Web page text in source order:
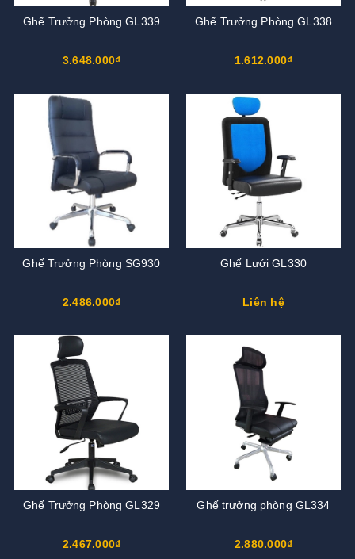
Ghế Trưởng Phòng GL339
3.648.000₫
Ghế Trưởng Phòng GL338
1.612.000₫
Ghế Trưởng Phòng SG930
2.486.000₫
Ghế Lưới GL330
Liên hệ
Ghế Trưởng Phòng GL329
2.467.000₫
Ghế trưởng phòng GL334
2.880.000₫